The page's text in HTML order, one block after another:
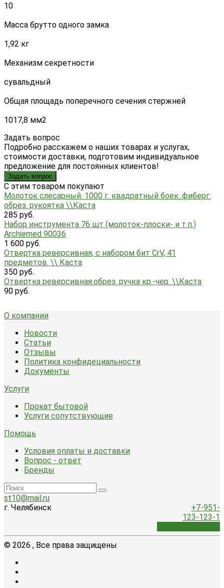
10
Масса брутто одного замка
1,92 кг
Механизм секретности
сувальдный
Общая площадь поперечного сечения стержней
1017,8 мм2
Задать вопрос
Подробно расскажем о наших товарах и услугах,
стоимости доставки, подготовим индивидуальное
предложение для постоянных клиентов!
Задать вопрос
C этим товаром покупают
Молоток слесарный. 1000 г. квадратный боек. фиберг.
обрез. рукоятка \\Каста
285 руб.
Набор инструмента 76 шт (молоток-плоски- и т.п.)
Archiemed 90036
1 600 руб.
Отвертка реверсивная, с набором бит CrV, 41
предметов. \\ Каста
350 руб.
Отвертка реверсивная.обрез. ручка кр.-чер. \\Каста
90 руб.
О компании
Новости
Статьи
Отзывы
Политика конфидециальности
Документы
Услуги
Прокат бытовой
Услуги сопутствующие
Помощь
Условия оплаты и доставки
Вопрос - ответ
Бренды
st10@mail.ru
г. Челябинск
+7-951-
123-123-1
© 2026 , Все права защищены